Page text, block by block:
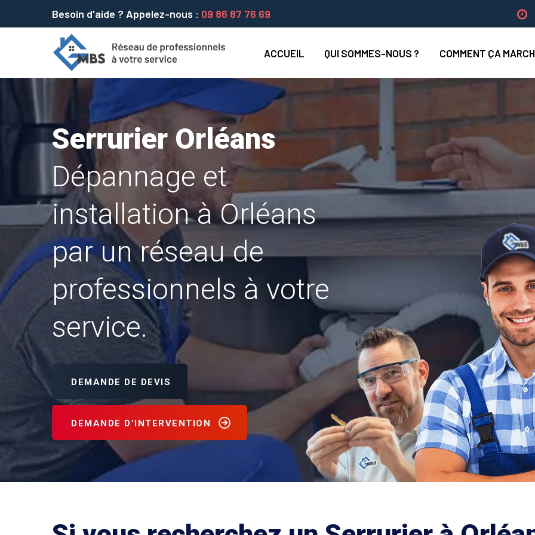
Besoin d'aide ? Appelez-nous : 09 86 87 76 69
ACCUEIL QUI SOMMES-NOUS ? COMMENT ÇA
Serrurier Orléans
Dépannage et
installation à Orléans
par un réseau de
professionnels à votre
service.
DEMANDE DE DEVIS
DEMANDE D'INTERVENTION